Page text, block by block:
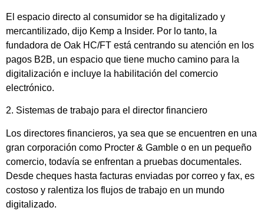
El espacio directo al consumidor se ha digitalizado y
mercantilizado, dijo Kemp a Insider. Por lo tanto, la
fundadora de Oak HC/FT está centrando su atención en los
pagos B2B, un espacio que tiene mucho camino para la
digitalización e incluye la habilitación del comercio
electrónico.
2. Sistemas de trabajo para el director financiero
Los directores financieros, ya sea que se encuentren en una
gran corporación como Procter & Gamble o en un pequeño
comercio, todavía se enfrentan a pruebas documentales.
Desde cheques hasta facturas enviadas por correo y fax, es
costoso y ralentiza los flujos de trabajo en un mundo
digitalizado.